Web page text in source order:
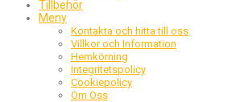
Tillbehör
Meny
Kontakta och hitta till oss
Villkor och Information
Hemkörning
Integritetspolicy
Cookiepolicy
Om Oss